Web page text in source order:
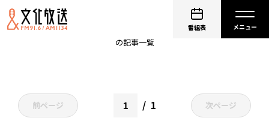
番組表
の記事一覧
前ページ 1 次ページ